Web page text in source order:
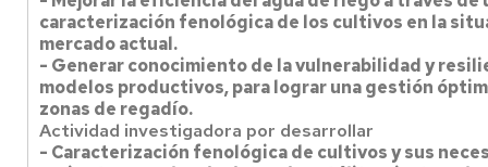
caracterización fenológica de los cultivos en la
mercado actual.
- Generar conocimiento de la vulnerabilidad y
modelos productivos, para lograr una gestión
zonas de regadío.
Actividad investigadora por desarrollar
- Caracterización fenológica de cultivos y sus